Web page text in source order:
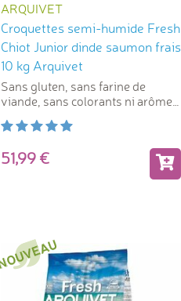
ARQUIVET
Croquettes semi-humide Fresh
Chiot Junior dinde saumon frais
10 kg Arquivet
Sans gluten, sans farine de
viande, sans colorants ni arômes
artificiels
51,99